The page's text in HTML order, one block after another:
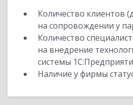
Количество клиентов
на сопровождении у
Количество
на внедрение
системы
Наличие у фирмы